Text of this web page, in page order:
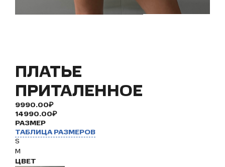
ПЛАТЬЕ
ПРИТАЛЕННОЕ
9990.00₽
14990.00₽
РАЗМЕР
ТАБЛИЦА РАЗМЕРОВ
S
M
ЦВЕТ